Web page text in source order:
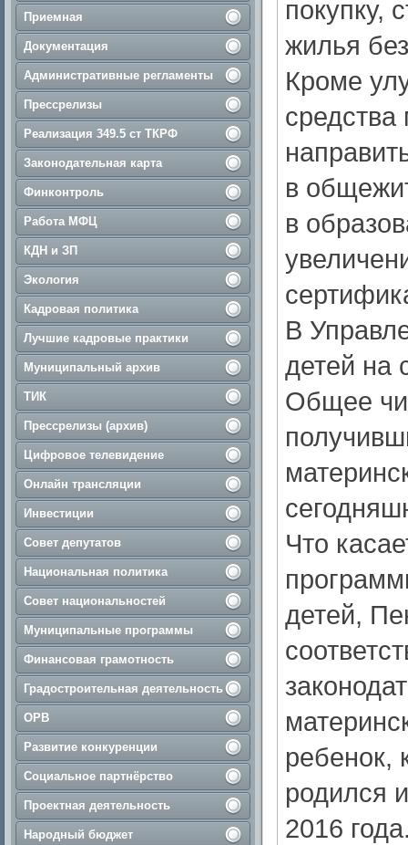
Приемная
Документация
Административные регламенты
Прессрелизы
Реализация 349.5 ст ТКРФ
Законодательная карта
Финконтроль
Работа МФЦ
КДН и ЗП
Экология
Кадровая политика
Лучшие кадровые практики
Муниципальный архив
ТИК
Прессрелизы (архив)
Цифровое телевидение
Онлайн трансляции
Инвестиции
Совет депутатов
Национальная политика
Совет национальностей
Муниципальные программы
Финансовая грамотность
Градостроительная деятельность
ОРВ
Развитие конкуренции
Социальное партнёрство
Проектная деятельность
Народный бюджет
покупку,
жилья
Кроме
средства
в
в
В
детей на
Общее
Что
детей,
ребенок,
родился
2016